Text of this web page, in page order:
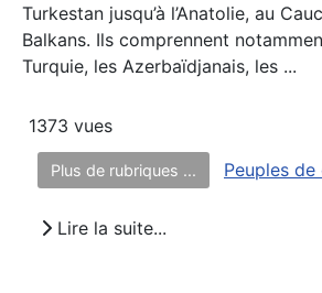
Turkestan jusqu’à l’Anatolie, au
Balkans. Ils comprennent
Turquie, les Azerbaïdjanais, les ...
1373 vues
Plus de rubriques ... Peuples
Lire la suite...